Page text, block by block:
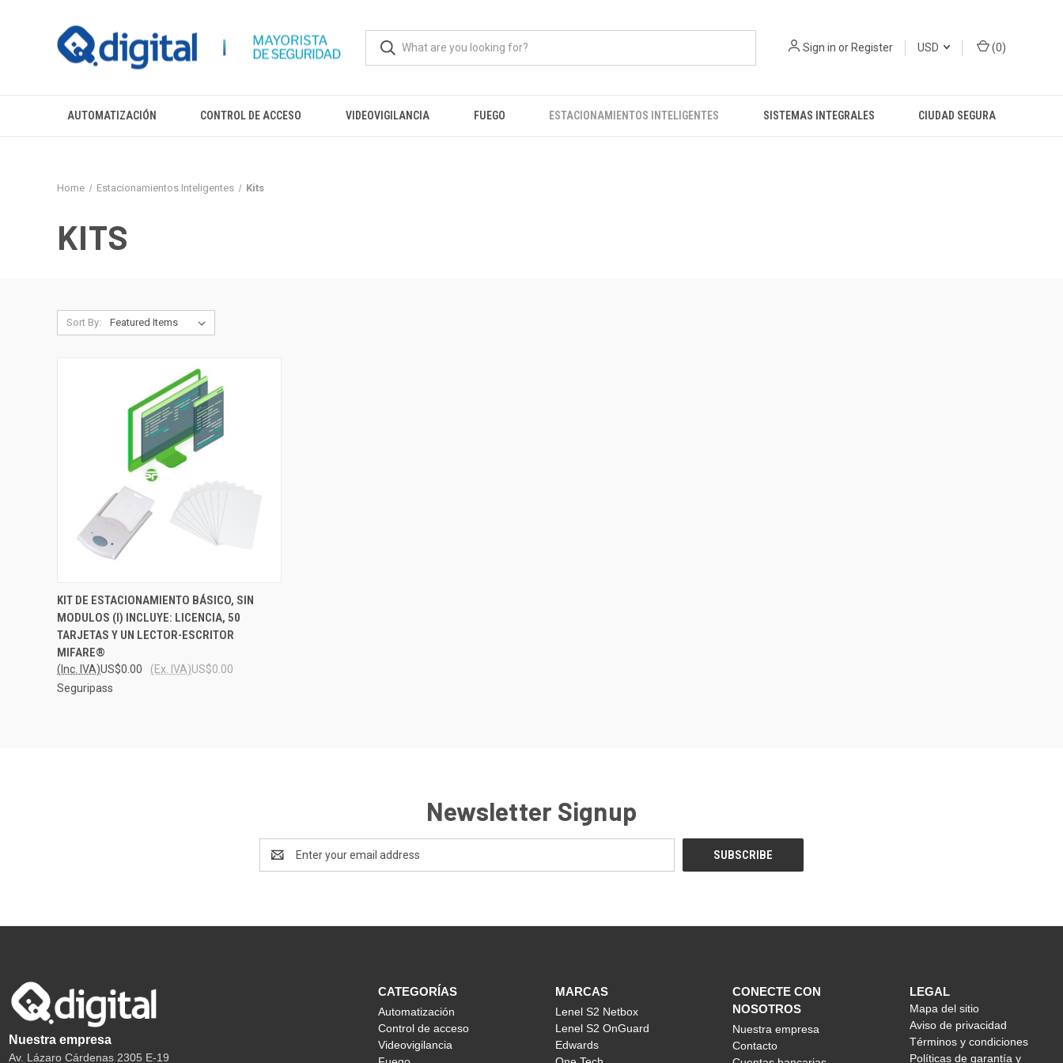
Sign in orRegister USD (0)
AUTOMATIZACIÓN CONTROL DE ACCESO VIDEOVIGILANCIA FUEGO ESTACIONAMIENTOS INTELIGENTES SISTEMAS INTEGRALES CIUDAD SEGURA
Home Estacionamientos Inteligentes Kits
KITS
Sort By:
QUICK VIEW ADD TO CART
Compare
KIT DE ESTACIONAMIENTO BÁSICO, SIN
MODULOS (I) INCLUYE: LICENCIA, 50
TARJETAS Y UN LECTOR-ESCRITOR
MIFARE®
US$0.00
(Inc. IVA) US$0.00
(Ex. IVA)
Seguripass
Newsletter Signup
Address
Nuestra empresa
Av. Lázaro Cárdenas 2305 E-19
CATEGORÍAS
Automatización
Control de acceso
Videovigilancia
MARCAS
Lenel S2 Netbox
Lenel S2 OnGuard
Edwards
CONECTE CON
NOSOTROS
Nuestra empresa
Contacto
LEGAL
Mapa del sitio
Aviso de privacidad
Términos y condiciones
Políticas de garantía y